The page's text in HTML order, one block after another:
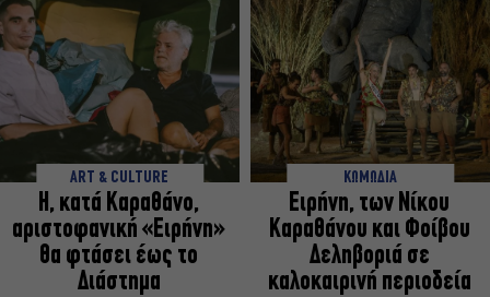
ART & CULTURE
Η, κατά Καραθάνο,
αριστοφανική «Ειρήνη»
θα φτάσει έως το
Διάστημα
ΚΩΜΩΔΙΑ
Ειρήνη, των Νίκου
Καραθάνου και Φοίβου
Δεληβοριά σε
καλοκαιρινή περιοδεία